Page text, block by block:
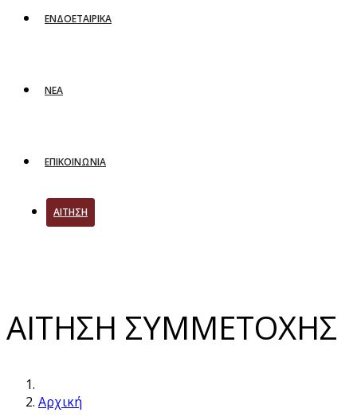
ΕΝΔΟΕΤΑΙΡΙΚΑ
ΝΕΑ
ΕΠΙΚΟΙΝΩΝΙΑ
ΑΙΤΗΣΗ
ΑΙΤΗΣΗ ΣΥΜΜΕΤΟΧΗΣ
Αρχική